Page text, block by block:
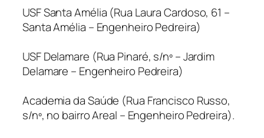
USF Santa Amélia (Rua Laura Cardoso, 61 –
Santa Amélia – Engenheiro Pedreira)
USF Delamare (Rua Pinaré, s/nº – Jardim
Delamare – Engenheiro Pedreira)
Academia da Saúde (Rua Francisco Russo,
s/nº, no bairro Areal – Engenheiro Pedreira).